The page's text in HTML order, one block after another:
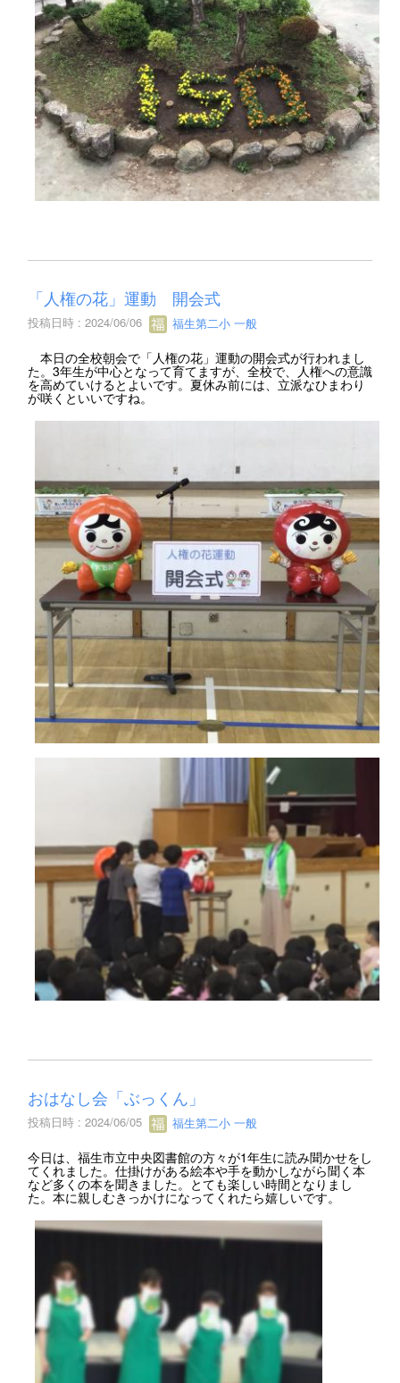
「人権の花」運動 開会式
投稿日時 : 2024/06/06 福生第二小 一般
本日の全校朝会で「人権の花」運動の開会式が行われまし
た。3年生が中心となって育てますが、全校で、人権への意識
を高めていけるとよいです。夏休み前には、立派なひまわり
が咲くといいですね。
おはなし会「ぶっくん」
投稿日時 : 2024/06/05 福生第二小 一般
今日は、福生市立中央図書館の方々が1年生に読み聞かせをし
てくれました。仕掛けがある絵本や手を動かしながら聞く本
など多くの本を聞きました。とても楽しい時間となりまし
た。本に親しむきっかけになってくれたら嬉しいです。